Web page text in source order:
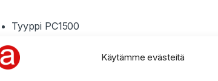
Käytämme evästeitä
Tyyppi PC1500
Nimellisjännite 1,5 V
AC impedanssi 81 mohm (0,081ohm @ 1 kHz)